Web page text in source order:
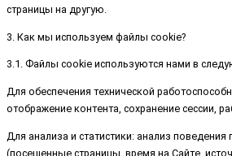
страницы на другую.
3. Как мы используем файлы cookie?
3.1. Файлы cookie используются нами в
Для обеспечения технической
отображение контента, сохранение сессии,
Для анализа и статистики: анализ поведения
(посещенные страницы, время на Сайте,